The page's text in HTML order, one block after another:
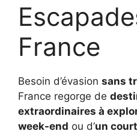
France
Besoin d’évasion sans
France regorge de
extraordinaires à
week-end ou d’un